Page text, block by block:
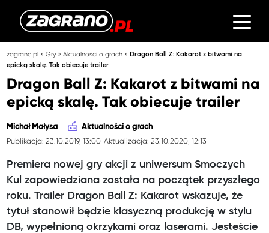
zagrano.pl »Gry»Aktualności o grach »Dragon Ball Z: Kakarot z bitwami na
epicką skalę. Tak obiecuje trailer
Dragon Ball Z: Kakarot z bitwami na
epicką skalę. Tak obiecuje trailer
Michał Małysa Aktualności o grach
Publikacja: 23.10.2019, 13:00 Aktualizacja: 23.10.2020, 12:13
Premiera nowej gry akcji z uniwersum Smoczych
Kul zapowiedziana została na początek przyszłego
roku. Trailer Dragon Ball Z: Kakarot wskazuje, że
tytuł stanowił będzie klasyczną produkcję w stylu
DB, wypełnioną okrzykami oraz laserami. Jesteście